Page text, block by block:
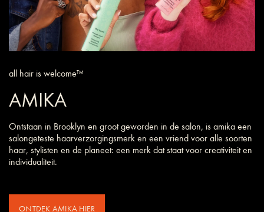
all hair is welcome™
AMIKA
Ontstaan in Brooklyn en groot geworden in de salon, is amika een
salongeteste haarverzorgings­merk en een vriend voor alle soorten
haar, stylisten en de planeet: een merk dat staat voor creativiteit en
individualiteit.
ONTDEK AMIKA HIER